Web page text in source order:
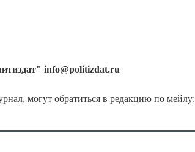
info@politizdat.ru
могут обратиться в редакцию по мейлу: